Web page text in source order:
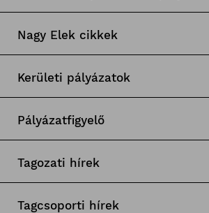
Nagy Elek cikkek
Kerületi pályázatok
Pályázatfigyelő
Tagozati hírek
Tagcsoporti hírek